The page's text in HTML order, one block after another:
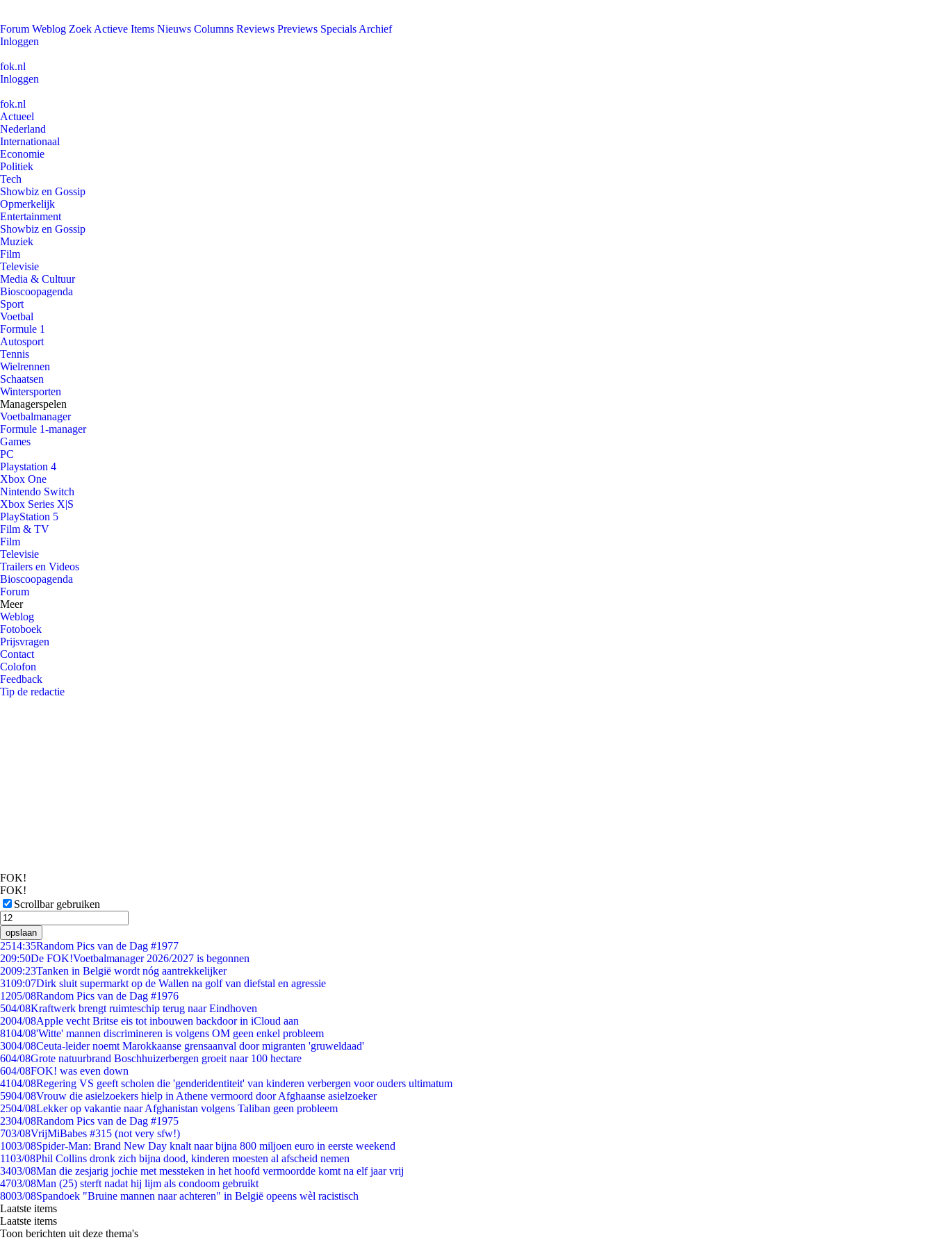
Forum Weblog Zoek Actieve Items Nieuws Columns Reviews Previews Specials Archief
Inloggen
fok.nl
Inloggen
fok.nl
Actueel
Nederland
Internationaal
Economie
Politiek
Tech
Showbiz en Gossip
Opmerkelijk
Entertainment
Showbiz en Gossip
Muziek
Film
Televisie
Media & Cultuur
Bioscoopagenda
Sport
Voetbal
Formule 1
Autosport
Tennis
Wielrennen
Schaatsen
Wintersporten
Managerspelen
Voetbalmanager
Formule 1-manager
Games
PC
Playstation 4
Xbox One
Nintendo Switch
Xbox Series X|S
PlayStation 5
Film & TV
Film
Televisie
Trailers en Videos
Bioscoopagenda
Forum
Meer
Weblog
Fotoboek
Prijsvragen
Contact
Colofon
Feedback
Tip de redactie
FOK!
FOK!
Scrollbar gebruiken
opslaan
2514:35Random Pics van de Dag #1977
209:50De FOK!Voetbalmanager 2026/2027 is begonnen
2009:23Tanken in België wordt nóg aantrekkelijker
3109:07Dirk sluit supermarkt op de Wallen na golf van diefstal en agressie
1205/08Random Pics van de Dag #1976
504/08Kraftwerk brengt ruimteschip terug naar Eindhoven
2004/08Apple vecht Britse eis tot inbouwen backdoor in iCloud aan
8104/08'Witte' mannen discrimineren is volgens OM geen enkel probleem
3004/08Ceuta-leider noemt Marokkaanse grensaanval door migranten 'gruweldaad'
604/08Grote natuurbrand Boschhuizerbergen groeit naar 100 hectare
604/08FOK! was even down
4104/08Regering VS geeft scholen die 'genderidentiteit' van kinderen verbergen voor ouders ultimatum
5904/08Vrouw die asielzoekers hielp in Athene vermoord door Afghaanse asielzoeker
2504/08Lekker op vakantie naar Afghanistan volgens Taliban geen probleem
2304/08Random Pics van de Dag #1975
703/08VrijMiBabes #315 (not very sfw!)
1003/08Spider-Man: Brand New Day knalt naar bijna 800 miljoen euro in eerste weekend
1103/08Phil Collins dronk zich bijna dood, kinderen moesten al afscheid nemen
3403/08Man die zesjarig jochie met messteken in het hoofd vermoordde komt na elf jaar vrij
4703/08Man (25) sterft nadat hij lijm als condoom gebruikt
8003/08Spandoek "Bruine mannen naar achteren" in België opeens wèl racistisch
Laatste items
Laatste items
Toon berichten uit deze thema's